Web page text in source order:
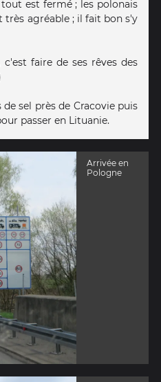
est fermé ; les polonais
très agréable ; il fait bon s'y
faire de ses rêves des
sel près de Cracovie puis
passer en Lituanie.
Arrivée en
Pologne